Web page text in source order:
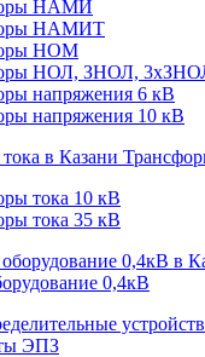
НАМИ
НАМИТ
НОМ
НОЛ, ЗНОЛ,
напряжения 6 кВ
напряжения 10 кВ
тока 10 кВ
тока 35 кВ
0,4кВ
ЭПЗ